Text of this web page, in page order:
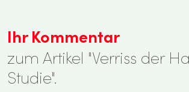
Ihr Kommentar
zum Artikel "Verriss der
Studie".